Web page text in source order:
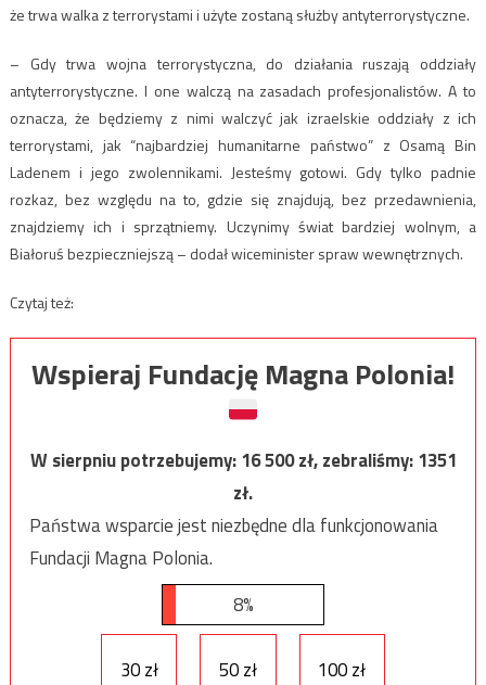
że trwa walka z terrorystami i użyte zostaną służby antyterrorystyczne.
– Gdy trwa wojna terrorystyczna, do działania ruszają oddziały
antyterrorystyczne. I one walczą na zasadach profesjonalistów. A to
oznacza, że będziemy z nimi walczyć jak izraelskie oddziały z ich
terrorystami, jak “najbardziej humanitarne państwo” z Osamą Bin
Ladenem i jego zwolennikami. Jesteśmy gotowi. Gdy tylko padnie
rozkaz, bez względu na to, gdzie się znajdują, bez przedawnienia,
znajdziemy ich i sprzątniemy. Uczynimy świat bardziej wolnym, a
Białoruś bezpieczniejszą – dodał wiceminister spraw wewnętrznych.
Czytaj też:
Wspieraj Fundację Magna Polonia!
W sierpniu potrzebujemy:16 500zł, zebraliśmy:1351
zł.
Państwa wsparcie jest niezbędne dla funkcjonowania
Fundacji Magna Polonia.
8%
30 zł 50 zł 100 zł